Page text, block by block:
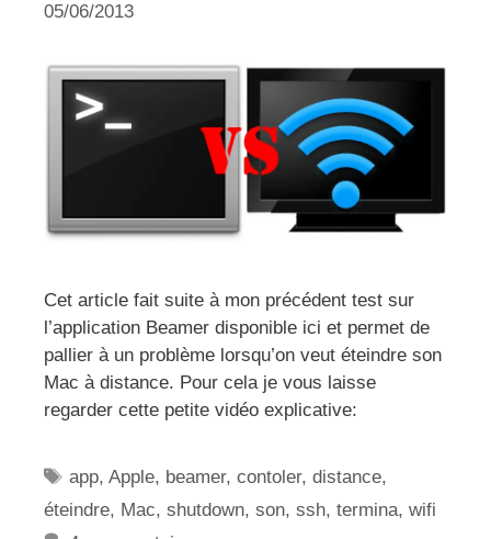
05/06/2013
Cet article fait suite à mon précédent test sur
l’application Beamer disponible ici et permet de
pallier à un problème lorsqu’on veut éteindre son
Mac à distance. Pour cela je vous laisse
regarder cette petite vidéo explicative:
Étiquettes
app,Apple, beamer,contoler,distance,
éteindre, Mac, shutdown, son, ssh, termina, wifi